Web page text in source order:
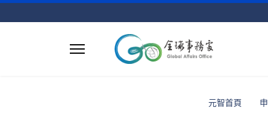
元智首頁